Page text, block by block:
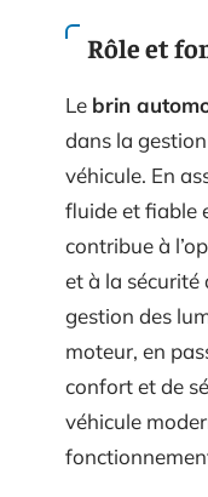
Rôle et
Le brin
dans la
véhicule. En
fluide et fiable
contribue à
et à la sécurité
gestion des
moteur, en
confort et de
véhicule